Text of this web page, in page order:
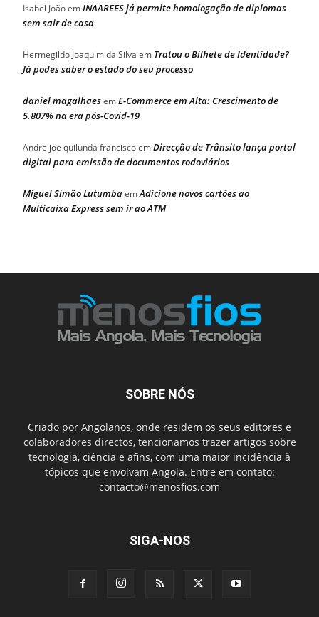
Isabel JoãoemINAAREES já permite homologação de diplomas
sem sair de casa
Hermegildo Joaquim da Silva em Tratou o Bilhete de Identidade?
Já podes saber o estado do seu processo
daniel magalhaesemE-Commerce em Alta: Crescimento de
5.807% na era pós-Covid-19
Andre joe quilunda franciscoemDirecção de Trânsito lança portal
digital para emissão de documentos rodoviários
Miguel Simão LutumbaemAdicione novos cartões ao
Multicaixa Express sem ir ao ATM
SOBRE NÓS
Criado por Angolanos, onde residem os seus editores e
colaboradores directos, tencionamos trazer artigos sobre
tecnologia, ciência e afins, com uma maior incidência à
tópicos que envolvam Angola. Entre em contato:
contacto@menosfios.com
SIGA-NOS